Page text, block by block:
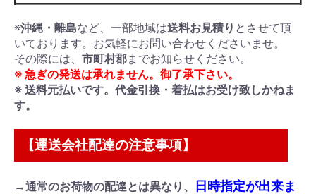
※沖縄・離島など、一部地域は送料お見積り とさせて頂
いております。お気軽にお問い合わせくださいませ。
その際には、 市町村郡までお知らせください。
※ 急ぎの発送は承れません。御了承下さい。
※ 送料元払いです。代金引換・着払はお受け致しかねま
す。
【運送会社配達の注意事項】
→通常のお荷物の配達とは異なり、
日時指定が出来ま